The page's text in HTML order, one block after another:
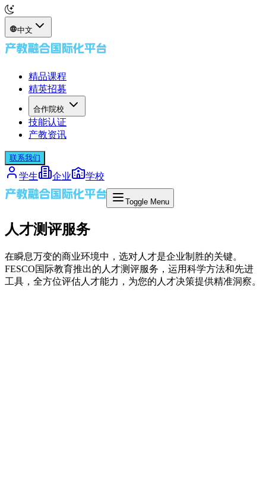
中文
精品课程
精英招募
合作院校
技能认证
产教资讯
联系我们
学生 企业 学校
Toggle Menu
人才测评服务
在瞬息万变的商业环境中，选对人才是企业制胜的关键。
FESCO国际教育推出的人才测评服务，运用科学方法和先进
工具，全方位评估人才能力，为您的人才决策提供精准洞察。